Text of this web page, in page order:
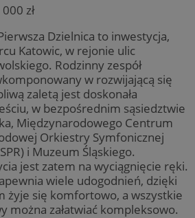
zł
Dzielnica to inwestycja,
Katowic, w rejonie ulic
Rodzinny zespół
w rozwijającą się
zaletą jest doskonała
w bezpośrednim sąsiedztwie
Międzynarodowego Centrum
Orkiestry Symfonicznej
i Muzeum Śląskiego.
jest zatem na wyciągnięcie ręki.
wiele udogodnień, dzięki
żyje się komfortowo, a wszystkie
można załatwiać kompleksowo.